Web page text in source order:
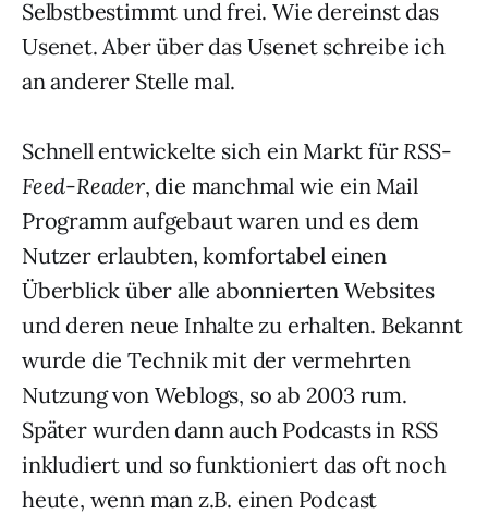
Selbstbestimmt und frei. Wie dereinst das
Usenet. Aber über das Usenet schreibe ich
an anderer Stelle mal.
Schnell entwickelte sich ein Markt für RSS-
Feed-Reader, die manchmal wie ein Mail
Programm aufgebaut waren und es dem
Nutzer erlaubten, komfortabel einen
Überblick über alle abonnierten Websites
und deren neue Inhalte zu erhalten. Bekannt
wurde die Technik mit der vermehrten
Nutzung von Weblogs, so ab 2003 rum.
Später wurden dann auch Podcasts in RSS
inkludiert und so funktioniert das oft noch
heute, wenn man z.B. einen Podcast